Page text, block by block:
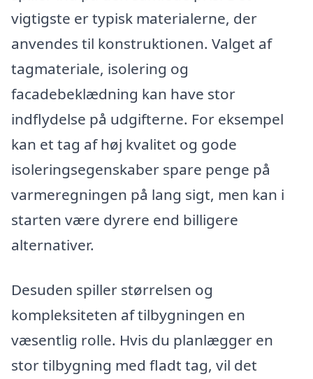
vigtigste er typisk materialerne, der
anvendes til konstruktionen. Valget af
tagmateriale, isolering og
facadebeklædning kan have stor
indflydelse på udgifterne. For eksempel
kan et tag af høj kvalitet og gode
isoleringsegenskaber spare penge på
varmeregningen på lang sigt, men kan i
starten være dyrere end billigere
alternativer.
Desuden spiller størrelsen og
kompleksiteten af tilbygningen en
væsentlig rolle. Hvis du planlægger en
stor tilbygning med fladt tag, vil det